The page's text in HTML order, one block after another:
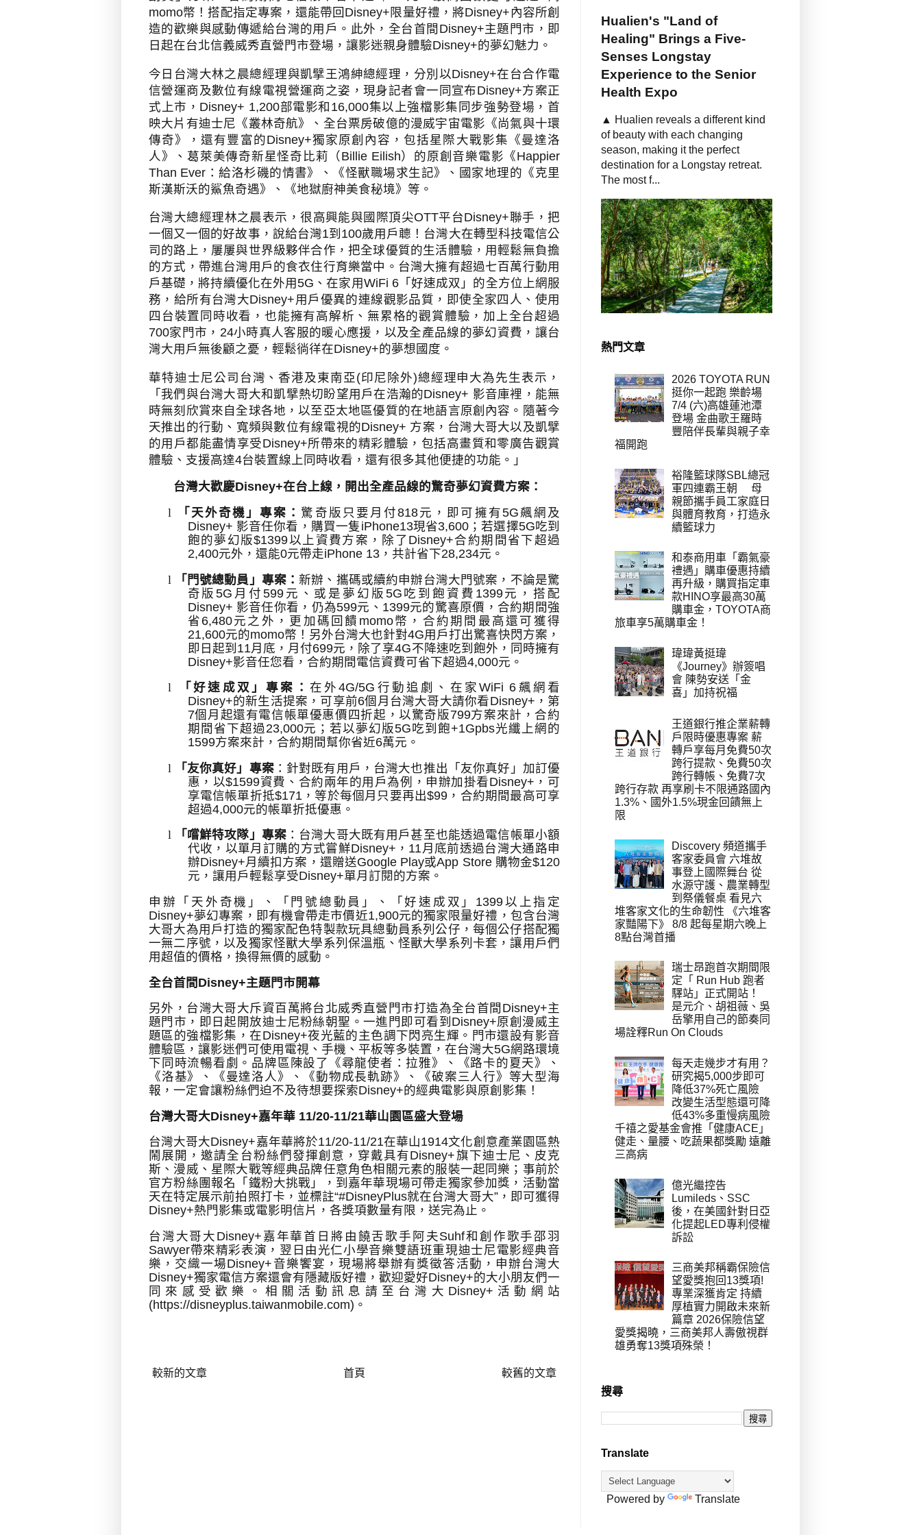
momo幣！搭配指定專案，還能帶回 Disney+限量好禮，將Disney+ 內容所創
造的歡樂與感動傳遞給台灣的用戶。此外，全台首間 Disney+主題門市，即
日起在台北信義威秀直營門市登場，讓影迷親身體驗Disney+的夢幻魅力。
今日台灣大林之晨總經理與凱擘王鴻紳總經理，分別以Disney+在台合作電
信營運商及數位有線電視營運商之姿，現身記者會一同宣布Disney+方案正
式上市， Disney+ 1,200部電影和 16,000集以上強檔影集同步強勢登場，首
映大片有迪士尼《叢林奇航》、全台票房破億的漫威宇宙電影《尚氣與十環
傳奇》，還有豐富的Disney+獨家原創內容，包括星際大戰影集《曼達洛
人》、葛萊美傳奇新星怪奇比莉（ Billie Eilish）的原創音樂電影《Happier
Than Ever ：給洛杉磯的情書》、《怪獸職場求生記》、國家地理的《克里
斯漢斯沃的鯊魚奇遇》、《地獄廚神美食秘境》等。
台灣大總經理林之晨表示，很高興能與國際頂尖OTT平台Disney+聯手，把
一個又一個的好故事，說給台灣1到 100歲用戶聼！台灣大在轉型科技電信公
司的路上，屢屢與世界級夥伴合作，把全球優質的生活體驗，用輕鬆無負擔
的方式，帶進台灣用戶的食衣住行育樂當中。台灣大擁有超過七百萬行動用
戶基礎，將持續優化在外用5G 、在家用WiFi 6「好速成双」的全方位上網服
務，給所有台灣大Disney+用戶優異的連線觀影品質，即使全家四人、使用
四台裝置同時收看，也能擁有高解析、無累格的觀賞體驗，加上全台超過
700家門市， 24小時真人客服的暖心應援，以及全產品線的夢幻資費，讓台
灣大用戶無後顧之憂，輕鬆徜徉在Disney+的夢想國度。
華特迪士尼公司台灣、香港及東南亞(印尼除外)總經理申大為先生表示，
「我們與台灣大哥大和凱擘熱切盼望用戶在浩瀚的Disney+ 影音庫裡，能無
時無刻欣賞來自全球各地，以至亞太地區優質的在地語言原創內容。隨著今
天推出的行動、寬頻與數位有線電視的Disney+ 方案，台灣大哥大以及凱擘
的用戶都能盡情享受Disney+所帶來的精彩體驗，包括高畫質和零廣告觀賞
體驗、支援高達4台裝置線上同時收看，還有很多其他便捷的功能。」
台灣大歡慶Disney+在台上線，開出全產品線的驚奇夢幻資費方案：
l
「天外奇機」專案： 驚奇版只要月付818元，即可擁有5G飆網及
Disney+ 影音任你看，購買一隻 iPhone13現省3,600 ；若選擇5G吃到
飽的夢幻版$1399以上資費方案，除了 Disney+合約期間省下超過
2,400元外，還能0元帶走iPhone 13，共計省下28,234元。
l
「門號總動員」專案：新辦、攜碼或續約申辦台灣大門號案，不論是驚
奇版5G 月付 599元、或是夢幻版 5G 吃到飽資費 1399元，搭配
Disney+ 影音任你看，仍為599元、 1399元的驚喜原價，合約期間強
省 6,480元之外，更加碼回饋 momo幣，合約期間最高還可獲得
21,600元的momo幣！另外台灣大也針對4G用戶打出驚喜快閃方案，
即日起到 11月底，月付699元，除了享4G不降速吃到飽外，同時擁有
Disney+影音任您看，合約期間電信資費可省下超過4,000元。
l
「好速成双」專案： 在外4G/5G 行動追劇、在家WiFi 6 飆網看
Disney+的新生活提案，可享前6個月台灣大哥大請你看Disney+ ，第
7個月起還有電信帳單優惠價四折起，以驚奇版799方案來計，合約
期間省下超過23,000元；若以夢幻版5G吃到飽+1Gpbs光纖上網的
1599方案來計，合約期間幫你省近6萬元。
l
「友你真好」專案：針對既有用戶，台灣大也推出「友你真好」加訂優
惠，以$1599資費、合約兩年的用戶為例，申辦加掛看Disney+ ，可
享電信帳單折抵$171 ，等於每個月只要再出$99 ，合約期間最高可享
超過4,000元的帳單折抵優惠。
l
「嚐鮮特攻隊」專案 ：台灣大哥大既有用戶甚至也能透過電信帳單小額
代收，以單月訂購的方式嘗鮮Disney+ ， 11月底前透過台灣大通路申
辦Disney+月續扣方案，還贈送Google Play或App Store 購物金$120
元，讓用戶輕鬆享受Disney+單月訂閱的方案。
申辦「天外奇機」、「門號總動員」、「好速成双」 1399以上指定
Disney+夢幻專案，即有機會帶走市價近1,900元的獨家限量好禮，包含台灣
大哥大為用戶打造的獨家配色特製款玩具總動員系列公仔，每個公仔搭配獨
一無二序號，以及獨家怪獸大學系列保溫瓶、怪獸大學系列卡套，讓用戶們
用超值的價格，換得無價的感動。
全台首間 Disney+主題門市開幕
另外，台灣大哥大斥資百萬將台北威秀直營門市打造為全台首間 Disney+主
題門市，即日起開放迪士尼粉絲朝聖。一進門即可看到 Disney+原創漫威主
題區的強檔影集，在Disney+夜光藍的主色調下閃亮生輝。門市還設有影音
體驗區，讓影迷們可使用電視、手機、平板等多裝置，在台灣大5G網路環境
下同時流暢看劇。品牌區陳設了《尋龍使者：拉雅》、《路卡的夏天》、
《洛基》、《曼達洛人》、《動物成長軌跡》、《破案三人行》等大型海
報，一定會讓粉絲們迫不及待想要探索Disney+的經典電影與原創影集！
台灣大哥大Disney+嘉年華 11/20-11/21華山園區盛大登場
台灣大哥大Disney+嘉年華將於11/20-11/21在華山1914文化創意產業園區熱
鬧展開，邀請全台粉絲們發揮創意，穿戴具有Disney+旗下迪士尼、皮克
斯、漫威、星際大戰等經典品牌任意角色相關元素的服裝一起同樂；事前於
官方粉絲團報名「鐵粉大挑戰」，到嘉年華現場可帶走獨家參加獎，活動當
天在特定展示前拍照打卡，並標註“#DisneyPlus就在台灣大哥大”，即可獲得
Disney+熱門影集或電影明信片，各獎項數量有限，送完為止。
台灣大哥大 Disney+ 嘉年華首日將由饒舌歌手阿夫Suhf和創作歌手邵羽
Sawyer帶來精彩表演，翌日由光仁小學音樂雙語班重現迪士尼電影經典音
樂，交織一場Disney+ 音樂饗宴，現場將舉辦有獎徵答活動，申辦台灣大
Disney+獨家電信方案還會有隱藏版好禮，歡迎愛好Disney+的大小朋友們一
同來感受歡樂。相關活動訊息請至台灣大 Disney+ 活動網站
(https://disneyplus.taiwanmobile.com) 。
較新的文章 較舊的文章
首頁
Hualien's "Land of
Healing" Brings a Five-
Senses Longstay
Experience to the Senior
Health Expo
▲ Hualien reveals a different kind
of beauty with each changing
season, making it the perfect
destination for a Longstay retreat.
The most f...
熱門文章
2026 TOYOTA RUN
挺你一起跑 樂齡場
7/4 (六)高雄蓮池潭
登場 金曲歌王羅時
豐陪伴長輩與親子幸
福開跑
裕隆籃球隊SBL總冠
軍四連霸王朝 母
親節攜手員工家庭日
與體育教育，打造永
續籃球力
和泰商用車「霸氣豪
禮遇」購車優惠持續
再升級，購買指定車
款HINO享最高30萬
購車金，TOYOTA商
旅車享5萬購車金！
瑋瑋黃挺瑋
《Journey》辦簽唱
會 陳勢安送「金
喜」加持祝福
王道銀行推企業薪轉
戶限時優惠專案 薪
轉戶享每月免費50次
跨行提款、免費50次
跨行轉帳、免費7次
跨行存款 再享刷卡不限通路國內
1.3%、國外1.5%現金回饋無上
限
Discovery 頻道攜手
客家委員會 六堆故
事登上國際舞台 從
水源守護、農業轉型
到祭儀餐桌 看見六
堆客家文化的生命韌性 《六堆客
家豔陽下》 8/8 起每星期六晚上
8點台灣首播
瑞士昂跑首次期間限
定「 Run Hub 跑者
驛站」正式開站！
是元介、胡祖薇、吳
岳擎用自己的節奏同
場詮釋Run On Clouds
每天走幾步才有用？
研究揭5,000步即可
降低37%死亡風險
改變生活型態還可降
低43%多重慢病風險
千禧之愛基金會推「健康ACE」
健走、量腰、吃蔬果都獎勵 遠離
三高病
億光繼控告
Lumileds、SSC
後，在美國針對日亞
化提起LED專利侵權
訴訟
三商美邦稱霸保險信
望愛獎抱回13獎項!
專業深獲肯定 持續
厚植實力開啟未來新
篇章 2026保險信望
愛獎揭曉，三商美邦人壽傲視群
雄勇奪13獎項殊榮！
搜尋
Translate
Powered by Translate